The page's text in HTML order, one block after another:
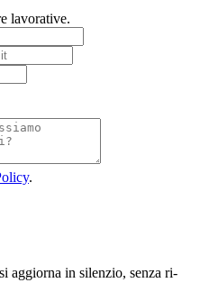
lavorative.
.
aggiorna in silenzio, senza ri-